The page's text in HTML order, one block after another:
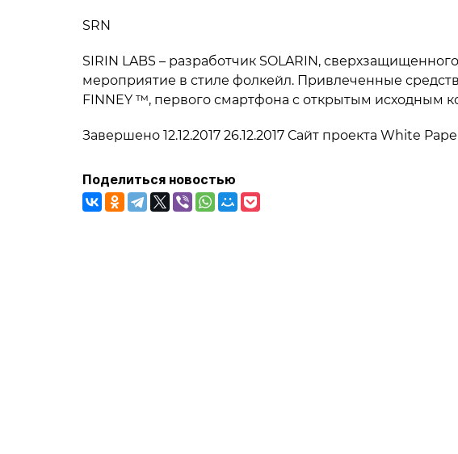
SRN
SIRIN LABS – разработчик SOLARIN,
мероприятие в стиле фолкейл. Привлеченные
FINNEY ™, первого смартфона с открытым исходным
Завершено 12.12.2017 26.12.2017 Сайт проекта White
Поделиться новостью